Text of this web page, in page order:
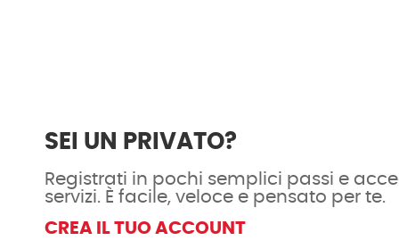
SEI UN PRIVATO?
Registrati in pochi semplici passi e
servizi. È facile, veloce e pensato per te.
CREA IL TUO ACCOUNT